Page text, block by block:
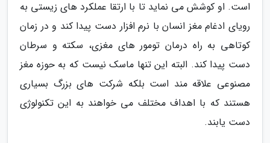
است. او کوشش می نماید تا با ارتقا عملکرد های زیستی به
رویای ادغام مغز انسان با نرم افزار دست پیدا کند و در زمان
کوتاهی به راه درمان تومور های مغزی، سکته و سرطان
دست پیدا کند. البته این تنها ماسک نیست که به حوزه مغز
مصنوعی علاقه مند است بلکه شرکت های بزرگ بسیاری
هستند که با اهداف مختلف می خواهند به این تکنولوژی
دست یابند.